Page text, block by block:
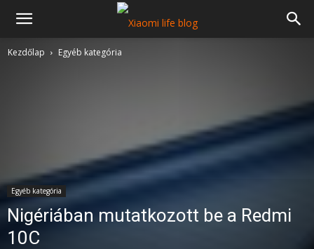
Kezdőlap Egyéb kategória
Egyéb kategória
Nigériában mutatkozott be a Redmi
10C